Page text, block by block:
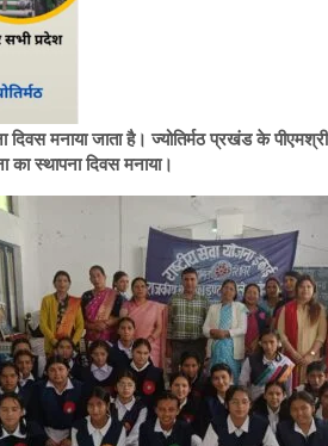
दिवस मनाया जाता है। ज्योतिर्मठ प्रखंड के
का स्थापना दिवस मनाया।